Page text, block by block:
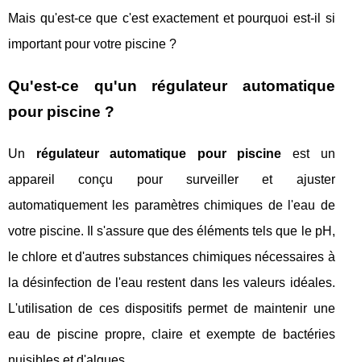
Mais qu'est-ce que c'est exactement et pourquoi est-il si
important pour votre piscine ?
Qu'est-ce qu'un régulateur automatique
pour piscine ?
Un régulateur automatique pour piscine est un
appareil conçu pour surveiller et ajuster
automatiquement les paramètres chimiques de l'eau de
votre piscine. Il s'assure que des éléments tels que le pH,
le chlore et d'autres substances chimiques nécessaires à
la désinfection de l'eau restent dans les valeurs idéales.
L'utilisation de ces dispositifs permet de maintenir une
eau de piscine propre, claire et exempte de bactéries